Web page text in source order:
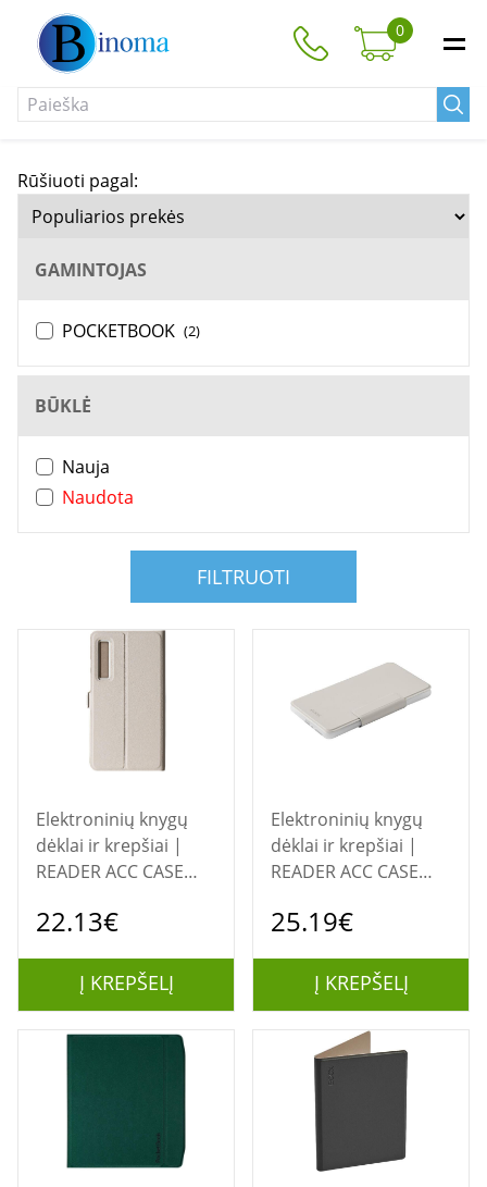
0
Rūšiuoti pagal:
GAMINTOJAS
POCKETBOOK (2)
BŪKLĖ
Nauja
Naudota
FILTRUOTI
Elektroninių knygų
dėklai ir krepšiai |
READER ACC CASE
MAGNETIC/PALMA2
BOOX
22.13€
Į KREPŠELĮ
Elektroninių knygų
dėklai ir krepšiai |
READER ACC CASE
MAGNETIC/PALMA2
25.19€
Į KREPŠELĮ